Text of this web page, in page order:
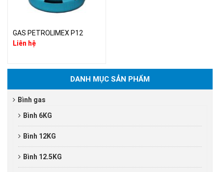
GAS PETROLIMEX P12
Liên hệ
DANH MỤC SẢN PHẨM
Bình gas
Bình 6KG
Bình 12KG
Bình 12.5KG